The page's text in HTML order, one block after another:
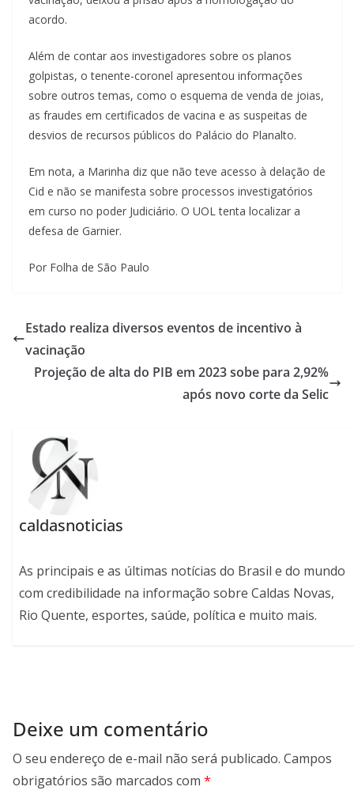
acordo.
Além de contar aos investigadores sobre os planos
golpistas, o tenente-coronel apresentou informações
sobre outros temas, como o esquema de venda de joias,
as fraudes em certificados de vacina e as suspeitas de
desvios de recursos públicos do Palácio do Planalto.
Em nota, a Marinha diz que não teve acesso à delação de
Cid e não se manifesta sobre processos investigatórios
em curso no poder Judiciário. O UOL tenta localizar a
defesa de Garnier.
Por Folha de São Paulo
Estado realiza diversos eventos de incentivo à
vacinação
Projeção de alta do PIB em 2023 sobe para 2,92%
após novo corte da Selic
caldasnoticias
As principais e as últimas notícias do Brasil e do mundo
com credibilidade na informação sobre Caldas Novas,
Rio Quente, esportes, saúde, política e muito mais.
Deixe um comentário
O seu endereço de e-mail não será publicado. Campos
obrigatórios são marcados com *